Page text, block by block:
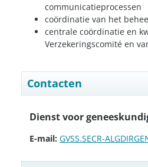
communicatieprocessen
coördinatie van het
centrale coördinatie en
Verzekeringscomité en
Contacten
Dienst voor
E-mail: GVSS.SECR-